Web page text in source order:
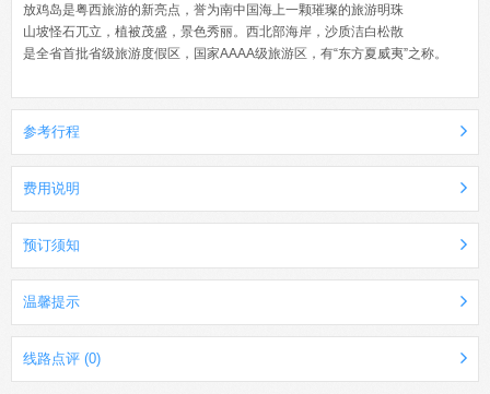
放鸡岛是粤西旅游的新亮点，誉为南中国海上一颗璀璨的旅游明珠
山坡怪石兀立，植被茂盛，景色秀丽。西北部海岸，沙质洁白松散
是全省首批省级旅游度假区，国家AAAA级旅游区，有“东方夏威夷”之称。
参考行程
费用说明
预订须知
温馨提示
线路点评 (0)